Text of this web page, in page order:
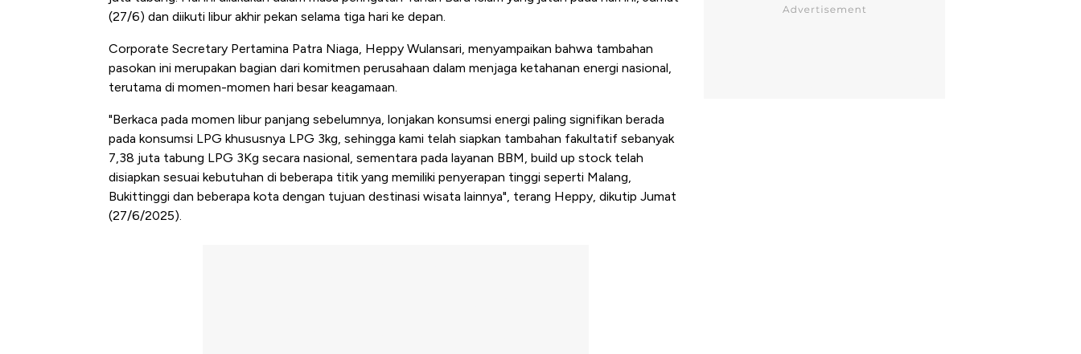
(27/6) dan diikuti libur akhir pekan selama tiga hari ke depan.
Corporate Secretary Pertamina Patra Niaga, Heppy Wulansari, menyampaikan bahwa tambahan
pasokan ini merupakan bagian dari komitmen perusahaan dalam menjaga ketahanan energi nasional,
terutama di momen-momen hari besar keagamaan.
"Berkaca pada momen libur panjang sebelumnya, lonjakan konsumsi energi paling signifikan berada
pada konsumsi LPG khususnya LPG 3kg, sehingga kami telah siapkan tambahan fakultatif sebanyak
7,38 juta tabung LPG 3Kg secara nasional, sementara pada layanan BBM, build up stock telah
disiapkan sesuai kebutuhan di beberapa titik yang memiliki penyerapan tinggi seperti Malang,
Bukittinggi dan beberapa kota dengan tujuan destinasi wisata lainnya", terang Heppy, dikutip Jumat
(27/6/2025).